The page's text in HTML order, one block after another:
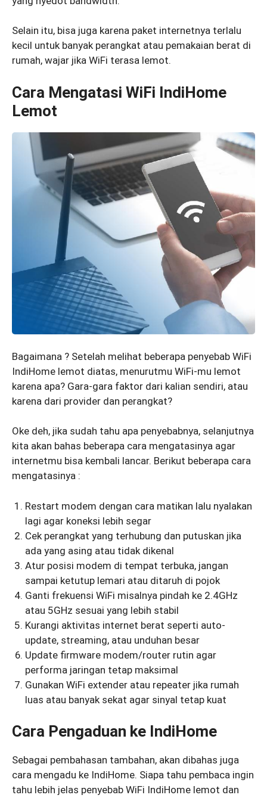
Selain itu, bisa juga karena paket internetnya terlalu
kecil untuk banyak perangkat atau pemakaian berat di
rumah, wajar jika WiFi terasa lemot.
Cara Mengatasi WiFi IndiHome
Lemot
Bagaimana ? Setelah melihat beberapa penyebab WiFi
IndiHome lemot diatas, menurutmu WiFi-mu lemot
karena apa? Gara-gara faktor dari kalian sendiri, atau
karena dari provider dan perangkat?
Oke deh, jika sudah tahu apa penyebabnya, selanjutnya
kita akan bahas beberapa cara mengatasinya agar
internetmu bisa kembali lancar. Berikut beberapa cara
mengatasinya :
Restart modem dengan cara matikan lalu nyalakan
lagi agar koneksi lebih segar
Cek perangkat yang terhubung dan putuskan jika
ada yang asing atau tidak dikenal
Atur posisi modem di tempat terbuka, jangan
sampai ketutup lemari atau ditaruh di pojok
Ganti frekuensi WiFi misalnya pindah ke 2.4GHz
atau 5GHz sesuai yang lebih stabil
Kurangi aktivitas internet berat seperti auto-
update, streaming, atau unduhan besar
Update firmware modem/router rutin agar
performa jaringan tetap maksimal
Gunakan WiFi extender atau repeater jika rumah
luas atau banyak sekat agar sinyal tetap kuat
Cara Pengaduan ke IndiHome
Sebagai pembahasan tambahan, akan dibahas juga
cara mengadu ke IndiHome. Siapa tahu pembaca ingin
tahu lebih jelas penyebab WiFi IndiHome lemot dan